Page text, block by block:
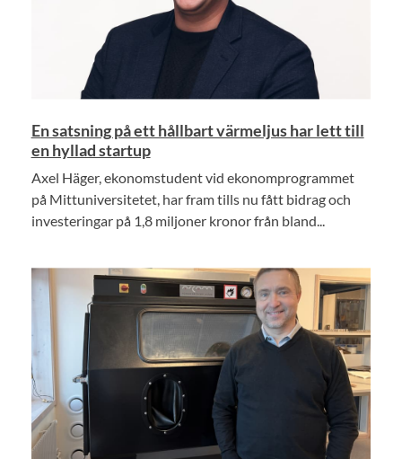
En satsning på ett hållbart värmeljus har lett till
en hyllad startup
Axel Häger, ekonomstudent vid ekonomprogrammet
på Mittuniversitetet, har fram tills nu fått bidrag och
investeringar på 1,8 miljoner kronor från bland...